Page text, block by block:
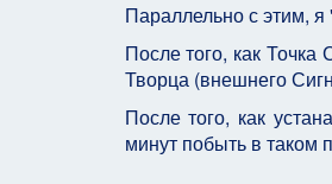
Параллельно с этим,
После того, как
Творца (внешнего
После того, как
минут побыть в таком